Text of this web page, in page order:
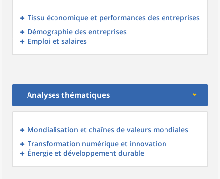
Tissu économique et performances des entreprises
Démographie des entreprises
Emploi et salaires
Analyses thématiques
Mondialisation et chaînes de valeurs mondiales
Transformation numérique et innovation
Énergie et développement durable